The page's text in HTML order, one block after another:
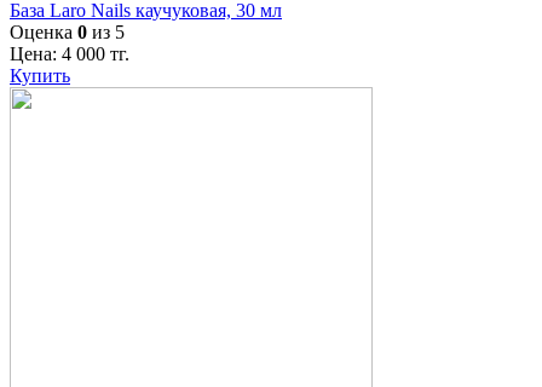
База Laro Nails каучуковая, 30 мл
Оценка 0 из 5
Цена: 4 000 тг.
Купить